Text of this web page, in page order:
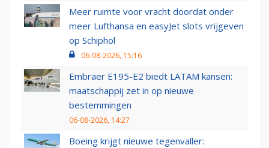
Meer ruimte voor vracht doordat onder
meer Lufthansa en easyJet slots vrijgeven
op Schiphol
06-08-2026, 15:16
Embraer E195-E2 biedt LATAM kansen:
maatschappij zet in op nieuwe
bestemmingen
06-08-2026, 14:27
Boeing krijgt nieuwe tegenvaller: